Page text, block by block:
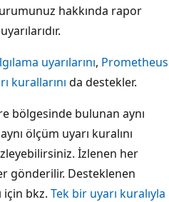
hakkında rapor
uyarılarını, Prometheus
kurallarını da destekler.
bölgesinde bulunan aynı
ölçüm uyarı kuralını
İzlenen her
gönderilir. Desteklenen
için bkz. Tek bir uyarı kuralıyla